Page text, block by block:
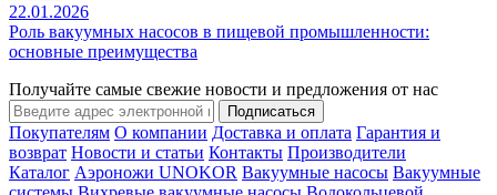
22.01.2026
Роль вакуумных насосов в пищевой промышленности:
основные преимущества
Получайте самые свежие новости и предложения от нас
Подписаться
Покупателям О компании Доставка и оплата Гарантия и
возврат Новости и статьи Контакты Производители
Каталог Аэроножи UNOKOR Вакуумные насосы Вакуумные